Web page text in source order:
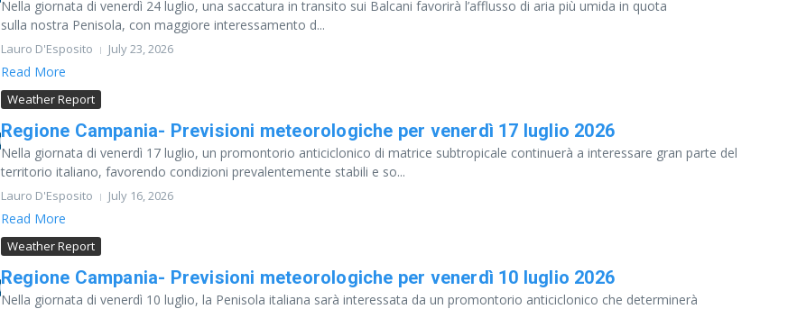
Nella giornata di venerdì 24 luglio, una saccatura in transito sui Balcani favorirà l’afflusso di aria più umida in quota
sulla nostra Penisola, con maggiore interessamento d...
Lauro D'Esposito July 23, 2026
Read More
Weather Report
Regione Campania- Previsioni meteorologiche per venerdì 17 luglio 2026
Nella giornata di venerdì 17 luglio, un promontorio anticiclonico di matrice subtropicale continuerà a interessare gran parte del
territorio italiano, favorendo condizioni prevalentemente stabili e so...
Lauro D'Esposito July 16, 2026
Read More
Weather Report
Regione Campania- Previsioni meteorologiche per venerdì 10 luglio 2026
Nella giornata di venerdì 10 luglio, la Penisola italiana sarà interessata da un promontorio anticiclonico che determinerà